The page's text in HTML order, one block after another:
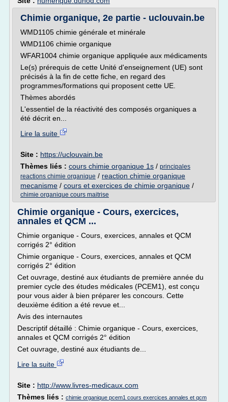
Chimie organique, 2e partie - uclouvain.be
WMD1105 chimie générale et minérale
WMD1106 chimie organique
WFAR1004 chimie organique appliquée aux médicaments
Le(s) prérequis de cette Unité d'enseignement (UE) sont
précisés à la fin de cette fiche, en regard des
programmes/formations qui proposent cette UE.
Thèmes abordés
L'essentiel de la réactivité des composés organiques a
été décrit en...
Lire la suite
Site : https://uclouvain.be
Thèmes liés : cours chimie organique 1s / principales
reactions chimie organique / reaction chimie organique
mecanisme / cours et exercices de chimie organique /
chimie organique cours maitrise
Chimie organique - Cours, exercices,
annales et QCM ...
Chimie organique - Cours, exercices, annales et QCM
corrigés 2° édition
Chimie organique - Cours, exercices, annales et QCM
corrigés 2° édition
Cet ouvrage, destiné aux étudiants de première année du
premier cycle des études médicales (PCEM1), est conçu
pour vous aider à bien préparer les concours. Cette
deuxième édition a été revue et...
Avis des internautes
Descriptif détaillé : Chimie organique - Cours, exercices,
annales et QCM corrigés 2° édition
Cet ouvrage, destiné aux étudiants de...
Lire la suite
Site : http://www.livres-medicaux.com
Thèmes liés : chimie organique pcem1 cours exercices annales et qcm